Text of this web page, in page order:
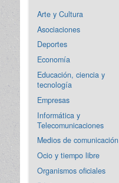
Arte y Cultura
Asociaciones
Deportes
Economía
Educación, ciencia y
tecnología
Empresas
Informática y
Telecomunicaciones
Medios de comunicación
Ocio y tiempo libre
Organismos oficiales